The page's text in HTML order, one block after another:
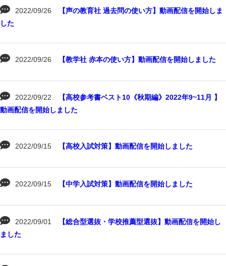
2022/09/26
【声の教育社 過去問の使い方】動画配信を開始しま
した
2022/09/26 【教学社 赤本の使い方】動画配信を開始しました
2022/09/22
【高校参考書ベスト10《秋期編》2022年9~11月 】
動画配信を開始しました
2022/09/15 【高校入試対策】動画配信を開始しました
2022/09/15 【中学入試対策】動画配信を開始しました
2022/09/01
【総合型選抜・学校推薦型選抜】動画配信を開始し
ました